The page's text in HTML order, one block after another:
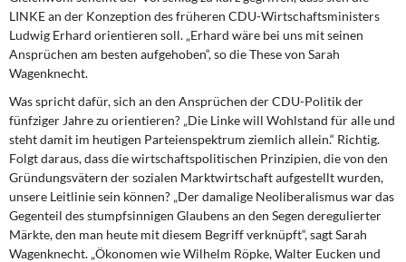
LINKE an der Konzeption des früheren CDU-Wirtschaftsministers
Ludwig Erhard orientieren soll. „Erhard wäre bei uns mit seinen
Ansprüchen am besten aufgehoben“, so die These von Sarah
Wagenknecht.
Was spricht dafür, sich an den Ansprüchen der CDU-Politik der
fünfziger Jahre zu orientieren? „Die Linke will Wohlstand für alle und
steht damit im heutigen Parteienspektrum ziemlich allein.“ Richtig.
Folgt daraus, dass die wirtschaftspolitischen Prinzipien, die von den
Gründungsvätern der sozialen Marktwirtschaft aufgestellt wurden,
unsere Leitlinie sein können? „Der damalige Neoliberalismus war das
Gegenteil des stumpfsinnigen Glaubens an den Segen deregulierter
Märkte, den man heute mit diesem Begriff verknüpft“, sagt Sarah
Wagenknecht. „Ökonomen wie Wilhelm Röpke, Walter Eucken und